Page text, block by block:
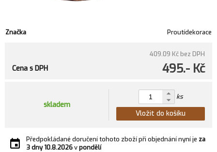
Značka Proutídekorace
409.09 Kčbez DPH
495.- Kč
Cena s DPH
skladem
ks
Vložit do košíku
Předpokládané doručení tohoto zboží při objednání nyní je za
3 dny10.8.2026vpondělí